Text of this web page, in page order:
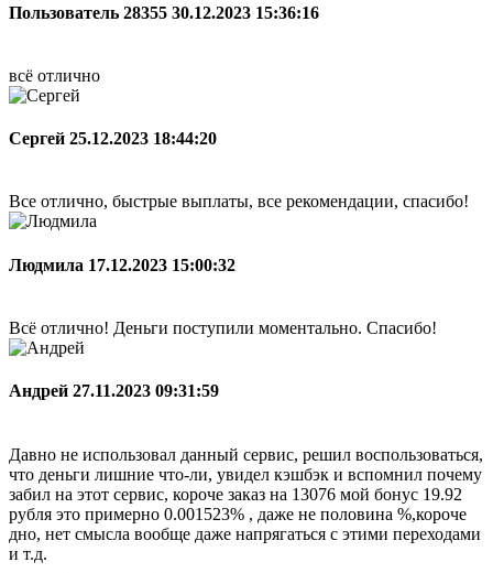
Пользователь 28355 30.12.2023 15:36:16
всё отлично
Сергей 25.12.2023 18:44:20
Все отлично, быстрые выплаты, все рекомендации, спасибо!
Людмила 17.12.2023 15:00:32
Всё отлично! Деньги поступили моментально. Спасибо!
Андрей 27.11.2023 09:31:59
Давно не использовал данный сервис, решил воспользоваться,
что деньги лишние что-ли, увидел кэшбэк и вспомнил почему
забил на этот сервис, короче заказ на 13076 мой бонус 19.92
рубля это примерно 0.001523% , даже не половина %,короче
дно, нет смысла вообще даже напрягаться с этими переходами
и т.д.